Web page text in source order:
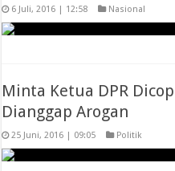
6 Juli, 2016 | 12:58 Nasional
Minta Ketua DPR
Dianggap Arogan
25 Juni, 2016 | 09:05 Politik